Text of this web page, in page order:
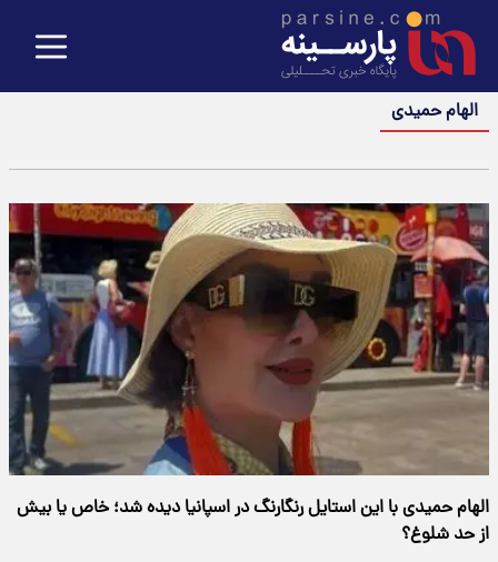
الهام حمیدی
الهام حمیدی با این استایل رنگارنگ در اسپانیا دیده شد؛ خاص یا بیش
از حد شلوغ؟